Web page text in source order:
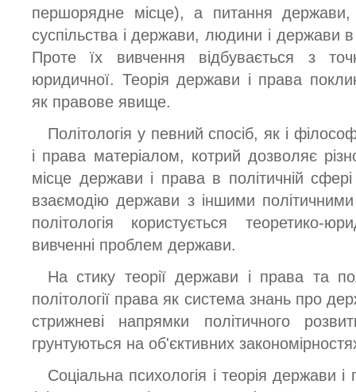
першорядне місце), а питання держави,
суспільства і держави, людини і держави
Проте їх вивчення відбувається з
юридичної. Теорія держави і права
як правове явище.
Політологія у певний спосіб, як і
і права матеріалом, котрий дозволяє
місце держави і права в політичній
взаємодію держави з іншими
політологія користується теоретико-
вивченні проблем держави.
На стику теорії держави і права та
політології права як система знань про
стрижневі напрямки політичного
грунтуються на об'єктивних
Соціальна психологія і теорія держави